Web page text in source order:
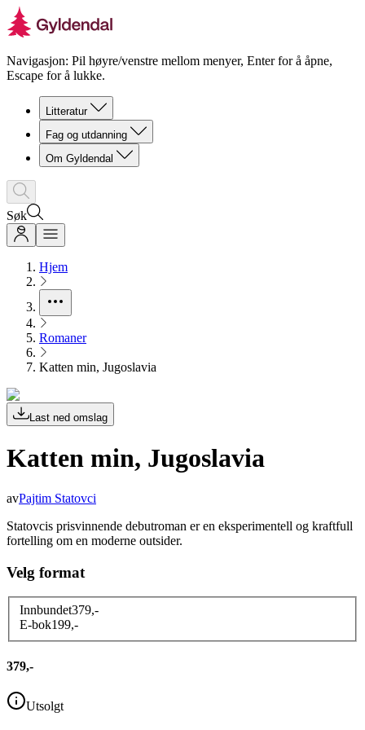
Navigasjon: Pil høyre/venstre mellom menyer, Enter for å åpne,
Escape for å lukke.
Litteratur
Fag og utdanning
Om Gyldendal
Søk
Hjem
Romaner
Katten min, Jugoslavia
Last ned omslag
Katten min, Jugoslavia
avPajtim Statovci
Statovcis prisvinnende debutroman er en eksperimentell og kraftfull
fortelling om en moderne outsider.
Velg format
Innbundet379,-
E-bok199,-
379,-
Utsolgt